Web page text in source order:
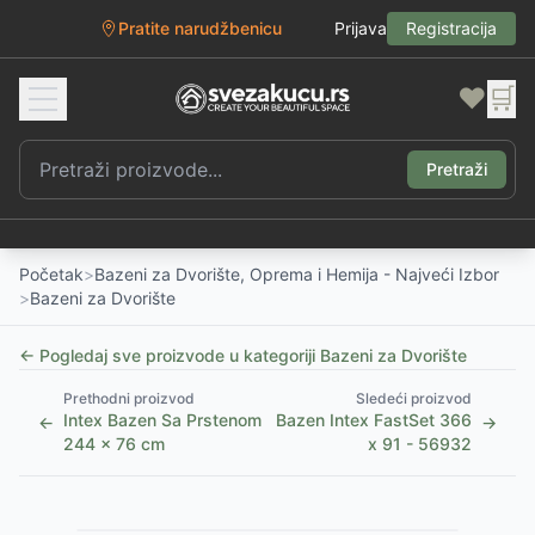
Pratite narudžbenicu Prijava Registracija
❤️ 🛒
Pretraži
Početak>Bazeni za Dvorište, Oprema i Hemija - Najveći Izbor
>Bazeni za Dvorište
← Pogledaj sve proizvode u kategoriji Bazeni za Dvorište
←
Prethodni proizvod
Intex Bazen Sa Prstenom
244 x 76 cm
Sledeći proizvod
Bazen Intex FastSet 366
x 91 - 56932
→